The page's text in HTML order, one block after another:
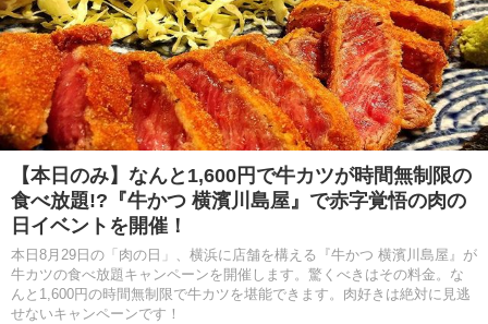
【本日のみ】なんと1,600円で牛カツが時間無制限の
食べ放題!?『牛かつ 横濱川島屋』で赤字覚悟の肉の
日イベントを開催！
本日8月29日の「肉の日」、横浜に店舗を構える『牛かつ 横濱川島屋』が
牛カツの食べ放題キャンペーンを開催します。驚くべきはその料金。な
んと1,600円の時間無制限で牛カツを堪能できます。肉好きは絶対に見逃
せないキャンペーンです！